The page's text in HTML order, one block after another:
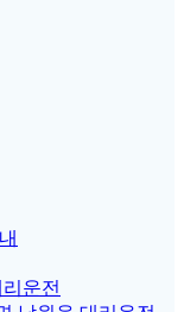
운전